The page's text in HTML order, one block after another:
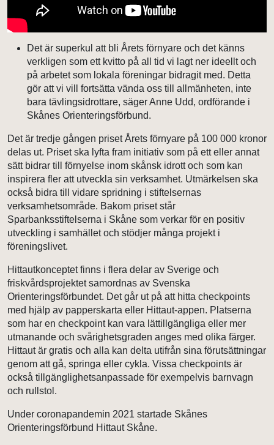
Det är superkul att bli Årets förnyare och det känns
verkligen som ett kvitto på all tid vi lagt ner ideellt och
på arbetet som lokala föreningar bidragit med. Detta
gör att vi vill fortsätta vända oss till allmänheten, inte
bara tävlingsidrottare, säger Anne Udd, ordförande i
Skånes Orienteringsförbund.
Det är tredje gången priset Årets förnyare på 100 000 kronor
delas ut. Priset ska lyfta fram initiativ som på ett eller annat
sätt bidrar till förnyelse inom skånsk idrott och som kan
inspirera fler att utveckla sin verksamhet. Utmärkelsen ska
också bidra till vidare spridning i stiftelsernas
verksamhetsområde. Bakom priset står
Sparbanksstiftelserna i Skåne som verkar för en positiv
utveckling i samhället och stödjer många projekt i
föreningslivet.
Hittautkonceptet finns i flera delar av Sverige och
friskvårdsprojektet samordnas av Svenska
Orienteringsförbundet. Det går ut på att hitta checkpoints
med hjälp av papperskarta eller Hittaut-appen. Platserna
som har en checkpoint kan vara lättillgängliga eller mer
utmanande och svårighetsgraden anges med olika färger.
Hittaut är gratis och alla kan delta utifrån sina förutsättningar
genom att gå, springa eller cykla. Vissa checkpoints är
också tillgänglighetsanpassade för exempelvis barnvagn
och rullstol.
Under coronapandemin 2021 startade Skånes
Orienteringsförbund Hittaut Skåne.